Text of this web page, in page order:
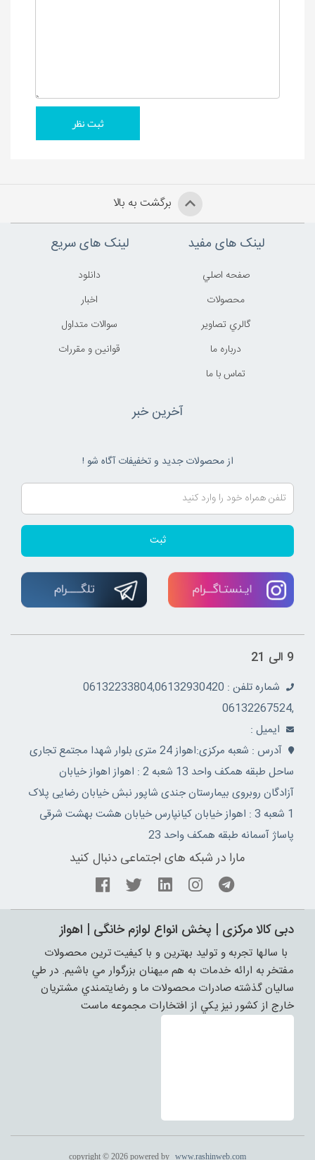
برگشت به بالا
لینک های مفید
صفحه اصلي
محصولات
گالري تصاوير
درباره ما
تماس با ما
لینک های سریع
دانلود
اخبار
سوالات متداول
قوانين و مقررات
آخرین خبر
از محصولات جدید و تخفیفات آگاه شو !
ثبت
9 الی 21
شماره تلفن : 06132233804,06132930420
,06132267524
ايميل :
آدرس : شعبه مرکزی:اهواز 24 متری بلوار شهدا مجتمع تجاری
ساحل طبقه همکف واحد 13 شعبه 2 : اهواز اهواز خیابان
آزادگان روبروی بیمارستان جندی شاپور نبش خیابان رضایی پلاک
1 شعبه 3 : اهواز خیابان کیانپارس خیابان هشت بهشت شرقی
پاساژ آسمانه طبقه همکف واحد 23
مارا در شبکه های اجتماعی دنبال کنید
دبی کالا مرکزی | پخش انواع لوازم خانگی | اهواز
با سالها تجربه و توليد بهترين و با کيفيت ترين محصولات
مفتخر به ارائه خدمات به هم ميهنان بزرگوار مي باشيم. در طي
ساليان گذشته صادرات محصولات ما و رضايتمندي مشتريان
خارج از کشور نيز يکي از افتخارات مجموعه ماست
copyright © 2026 powered by www.rashinweb.com